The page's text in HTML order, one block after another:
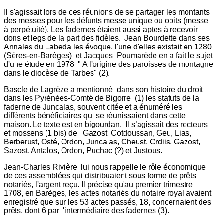
Il s'agissait lors de ces réunions de se partager les montants
des messes pour les défunts messe unique ou obits (messe
à perpétuité). Les fadernes étaient aussi aptes à recevoir
dons et legs de la part des fidèles. Jean Bourdette dans ses
Annales du Labeda les évoque, l'une d'elles existait en 1280
(Sères-en-Barèges) et Jacques Poumarède en a fait le sujet
d'une étude en 1978 :" A l'origine des paroisses de montagne
dans le diocèse de Tarbes" (2).
Bascle de Lagrèze a mentionné dans son histoire du droit
dans les Pyrénées-Comté de Bigorre (1) les statuts de la
faderne de Juncalas, souvent citée et a énuméré les
différents bénéficiaires qui se réunissaient dans cette
maison. Le texte est en bigourdan. Il s’agissait des recteurs
et mossens (1 bis) de Gazost, Cotdoussan, Geu, Lias,
Berberust, Osté, Ordon, Juncalas, Cheust, Ordiis, Gazost,
Sazost, Antalos, Ordon, Puchac (?) et Justous.
Jean-Charles Rivière lui nous rappelle le rôle économique
de ces assemblées qui distribuaient sous forme de prêts
notariés, l'argent reçu. Il précise qu'au premier trimestre
1708, en Barèges, les actes notariés du notaire royal avaient
enregistré que sur les 53 actes passés, 18, concernaient des
prêts, dont 6 par l'intermédiaire des fadernes (3).